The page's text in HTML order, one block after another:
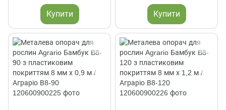
Купити Купити